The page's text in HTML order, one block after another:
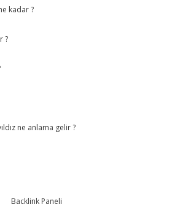
kadar ?
?
ne anlama gelir ?